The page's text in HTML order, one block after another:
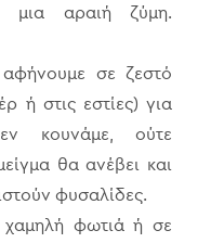
μια αραιή ζύμη.
σε ζεστό
ή στις εστίες) για
κουνάμε, ούτε
θα ανέβει και
φυσαλίδες.
φωτιά ή σε